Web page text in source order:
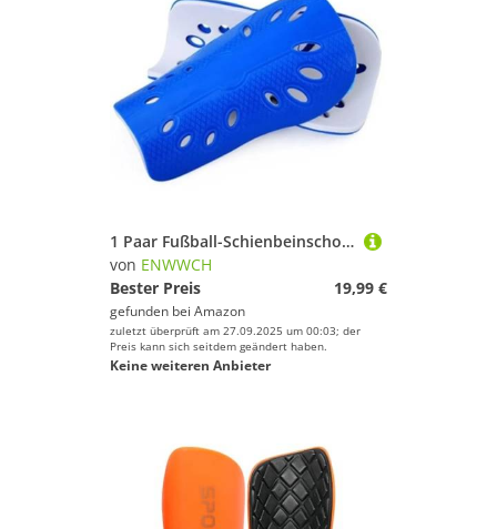
1 Paar Fußball-Schienbeinschoner aus Kunststoff, Fußball-Schutz, Beinschutz for Kinder und Erwachsene, Schutzausrüstung, atmungsaktiv, 5 Farben Für Fußballspieler(Blue,Adults-M)
von ENWWCH
Bester Preis
19,99 €
gefunden bei Amazon
zuletzt überprüft am 27.09.2025 um 00:03; der
Preis kann sich seitdem geändert haben.
Keine weiteren Anbieter